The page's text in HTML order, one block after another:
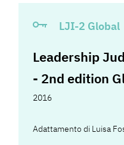
LJI-2 Global
Leadership
- 2nd edition
2016
Adattamento di Luisa